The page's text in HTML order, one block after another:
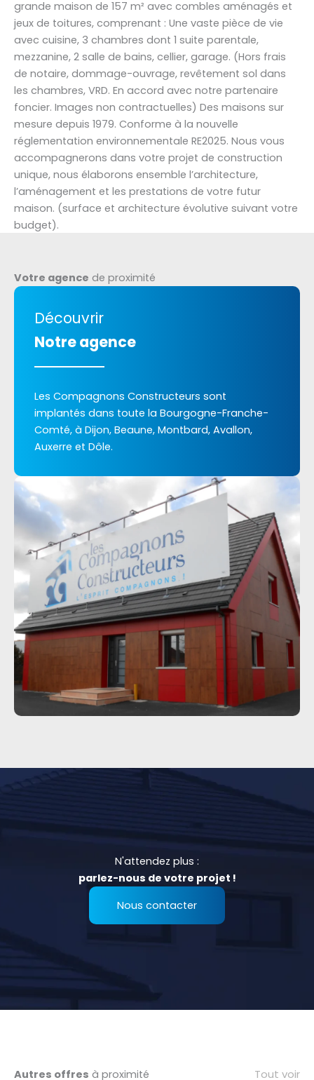
grande maison de 157 m² avec combles aménagés et
jeux de toitures, comprenant : Une vaste pièce de vie
avec cuisine, 3 chambres dont 1 suite parentale,
mezzanine, 2 salle de bains, cellier, garage. (Hors frais
de notaire, dommage-ouvrage, revêtement sol dans
les chambres, VRD. En accord avec notre partenaire
foncier. Images non contractuelles) Des maisons sur
mesure depuis 1979. Conforme à la nouvelle
réglementation environnementale RE2025. Nous vous
accompagnerons dans votre projet de construction
unique, nous élaborons ensemble l’architecture,
l’aménagement et les prestations de votre futur
maison. (surface et architecture évolutive suivant votre
budget).
Votre agence de proximité
Découvrir
Notre agence
Les Compagnons Constructeurs sont
implantés dans toute la Bourgogne-Franche-
Comté, à Dijon, Beaune, Montbard, Avallon,
Auxerre et Dôle.
N'attendez plus :
parlez-nous de votre projet !
Nous contacter
Autres offres à proximité Tout voir